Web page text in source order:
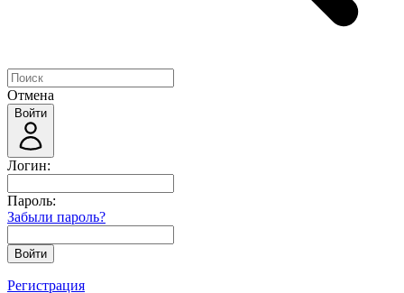
Отмена
Войти
Логин:
Пароль:
Забыли пароль?
Войти
Регистрация